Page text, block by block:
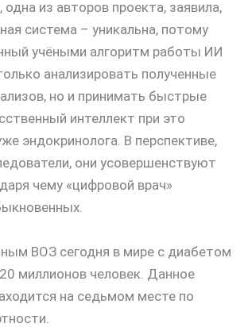
одна из авторов проекта, заявила,
система – уникальна, потому
учёными алгоритм работы ИИ
анализировать полученные
но и принимать быстрые
интеллект при это
эндокринолога. В перспективе,
они усовершенствуют
чему «цифровой врач»
ВОЗ сегодня в мире с диабетом
миллионов человек. Данное
на седьмом месте по